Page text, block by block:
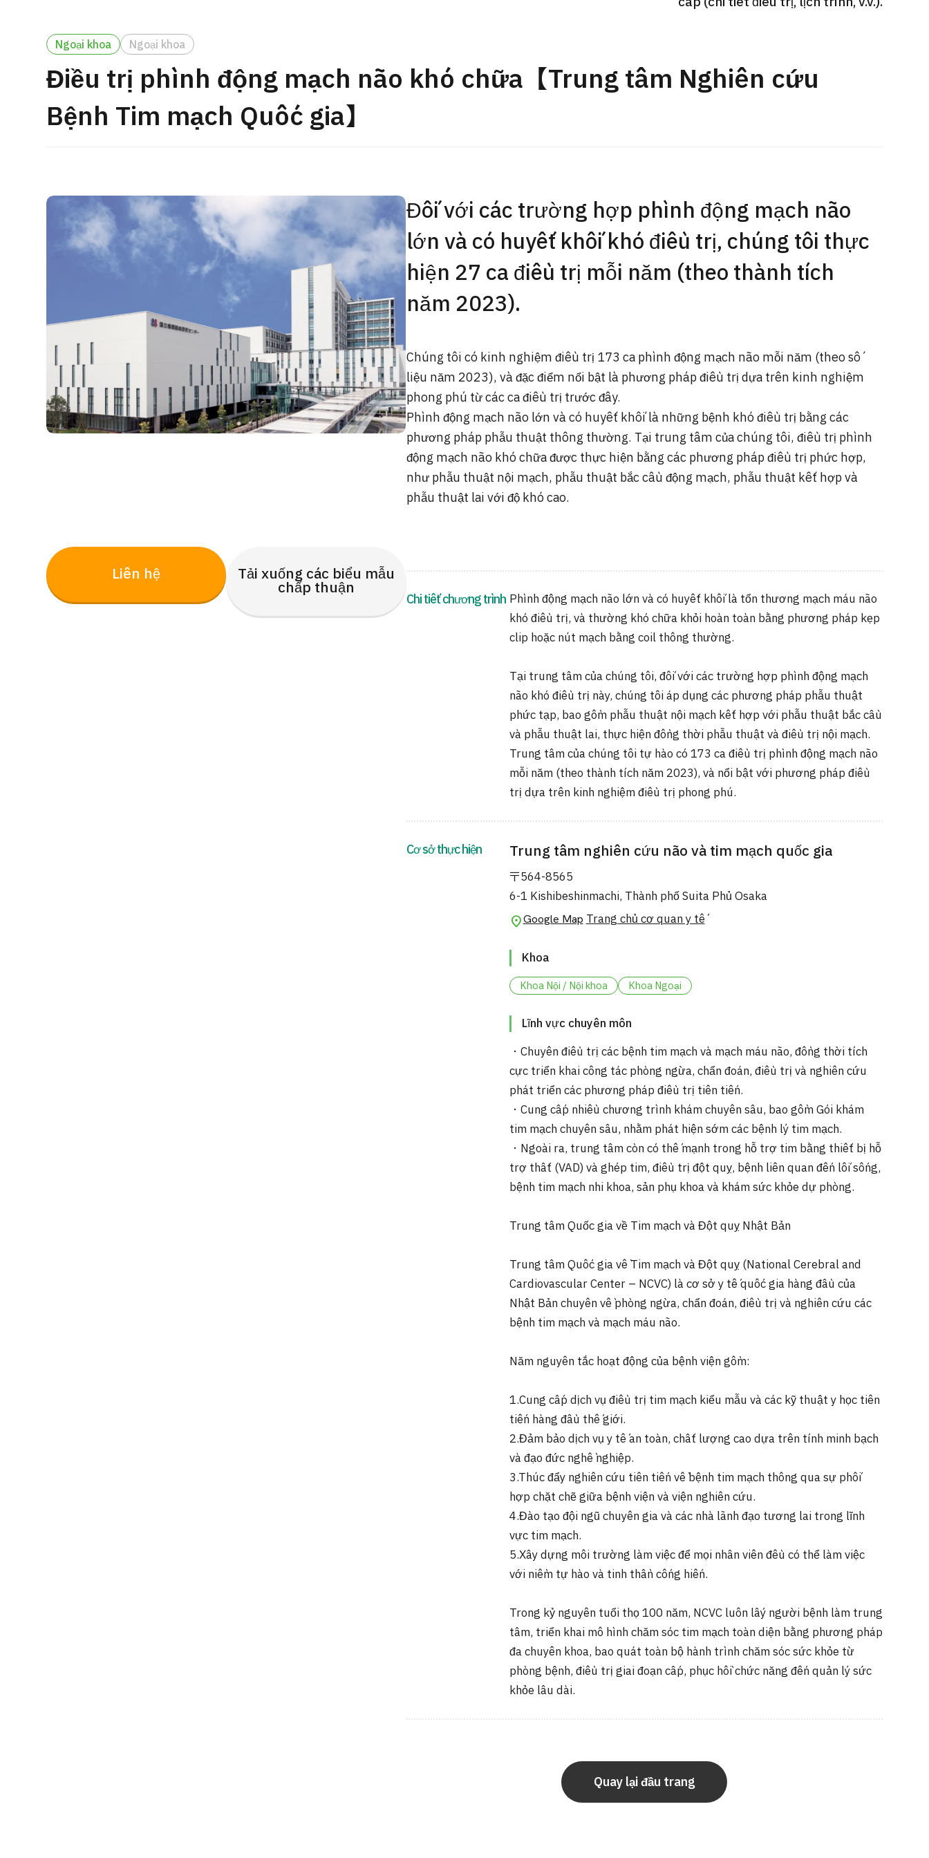
Tiếng Nhật Tiếng Anh Tiếng Trung Quốc
tâm kiểm tra sức khỏe tổng quát
Gói dịch vụ ý kiến y tế thứ hai cho
治療 治療
Ngoại khoa Ngoại khoa
Điều trị phình động mạch não khó chữa【Trung tâm Nghiên cứu
Bệnh Tim mạch Quốc gia】
Liên hệ Tải xuống các biểu mẫu
chấp thuận
Đối với các trường hợp phình động mạch não
lớn và có huyết khối khó điều trị, chúng tôi thực
hiện 27 ca điều trị mỗi năm (theo thành tích
năm 2023).
Chúng tôi có kinh nghiệm điều trị 173 ca phình động mạch não mỗi năm (theo số
liệu năm 2023), và đặc điểm nổi bật là phương pháp điều trị dựa trên kinh nghiệm
phong phú từ các ca điều trị trước đây.
Phình động mạch não lớn và có huyết khối là những bệnh khó điều trị bằng các
phương pháp phẫu thuật thông thường. Tại trung tâm của chúng tôi, điều trị phình
động mạch não khó chữa được thực hiện bằng các phương pháp điều trị phức hợp,
như phẫu thuật nội mạch, phẫu thuật bắc cầu động mạch, phẫu thuật kết hợp và
phẫu thuật lai với độ khó cao.
Chi tiết chương trình Phình động mạch não lớn và có huyết khối là tổn thương mạch máu não
khó điều trị, và thường khó chữa khỏi hoàn toàn bằng phương pháp kẹp
clip hoặc nút mạch bằng coil thông thường.
Tại trung tâm của chúng tôi, đối với các trường hợp phình động mạch
não khó điều trị này, chúng tôi áp dụng các phương pháp phẫu thuật
phức tạp, bao gồm phẫu thuật nội mạch kết hợp với phẫu thuật bắc cầu
và phẫu thuật lai, thực hiện đồng thời phẫu thuật và điều trị nội mạch.
Trung tâm của chúng tôi tự hào có 173 ca điều trị phình động mạch não
mỗi năm (theo thành tích năm 2023), và nổi bật với phương pháp điều
trị dựa trên kinh nghiệm điều trị phong phú.
Cơ sở thực hiện Trung tâm nghiên cứu não và tim mạch quốc gia
〒564-8565
6-1 Kishibeshinmachi, Thành phố Suita Phủ Osaka
Google Map Trang chủ cơ quan y tế
Khoa
Khoa Nội / Nội khoa Khoa Ngoại
Lĩnh vực chuyên môn
・Chuyên điều trị các bệnh tim mạch và mạch máu não, đồng thời tích
cực triển khai công tác phòng ngừa, chẩn đoán, điều trị và nghiên cứu
phát triển các phương pháp điều trị tiên tiến.
・Cung cấp nhiều chương trình khám chuyên sâu, bao gồm Gói khám
tim mạch chuyên sâu, nhằm phát hiện sớm các bệnh lý tim mạch.
・Ngoài ra, trung tâm còn có thế mạnh trong hỗ trợ tim bằng thiết bị hỗ
trợ thất (VAD) và ghép tim, điều trị đột quỵ, bệnh liên quan đến lối sống,
bệnh tim mạch nhi khoa, sản phụ khoa và khám sức khỏe dự phòng.
Trung tâm Quốc gia về Tim mạch và Đột quỵ Nhật Bản
Trung tâm Quốc gia về Tim mạch và Đột quỵ (National Cerebral and
Cardiovascular Center – NCVC) là cơ sở y tế quốc gia hàng đầu của
Nhật Bản chuyên về phòng ngừa, chẩn đoán, điều trị và nghiên cứu các
bệnh tim mạch và mạch máu não.
Năm nguyên tắc hoạt động của bệnh viện gồm:
1.Cung cấp dịch vụ điều trị tim mạch kiểu mẫu và các kỹ thuật y học tiên
tiến hàng đầu thế giới.
2.Đảm bảo dịch vụ y tế an toàn, chất lượng cao dựa trên tính minh bạch
và đạo đức nghề nghiệp.
3.Thúc đẩy nghiên cứu tiên tiến về bệnh tim mạch thông qua sự phối
hợp chặt chẽ giữa bệnh viện và viện nghiên cứu.
4.Đào tạo đội ngũ chuyên gia và các nhà lãnh đạo tương lai trong lĩnh
vực tim mạch.
5.Xây dựng môi trường làm việc để mọi nhân viên đều có thể làm việc
với niềm tự hào và tinh thần cống hiến.
Trong kỷ nguyên tuổi thọ 100 năm, NCVC luôn lấy người bệnh làm trung
tâm, triển khai mô hình chăm sóc tim mạch toàn diện bằng phương pháp
đa chuyên khoa, bao quát toàn bộ hành trình chăm sóc sức khỏe từ
phòng bệnh, điều trị giai đoạn cấp, phục hồi chức năng đến quản lý sức
khỏe lâu dài.
Quay lại đầu trang